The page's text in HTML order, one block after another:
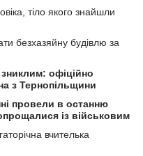
тіло якого знайшли
безхазяйну будівлю за
офіційно
з Тернопільщини
провели в останню
із військовим
вчителька